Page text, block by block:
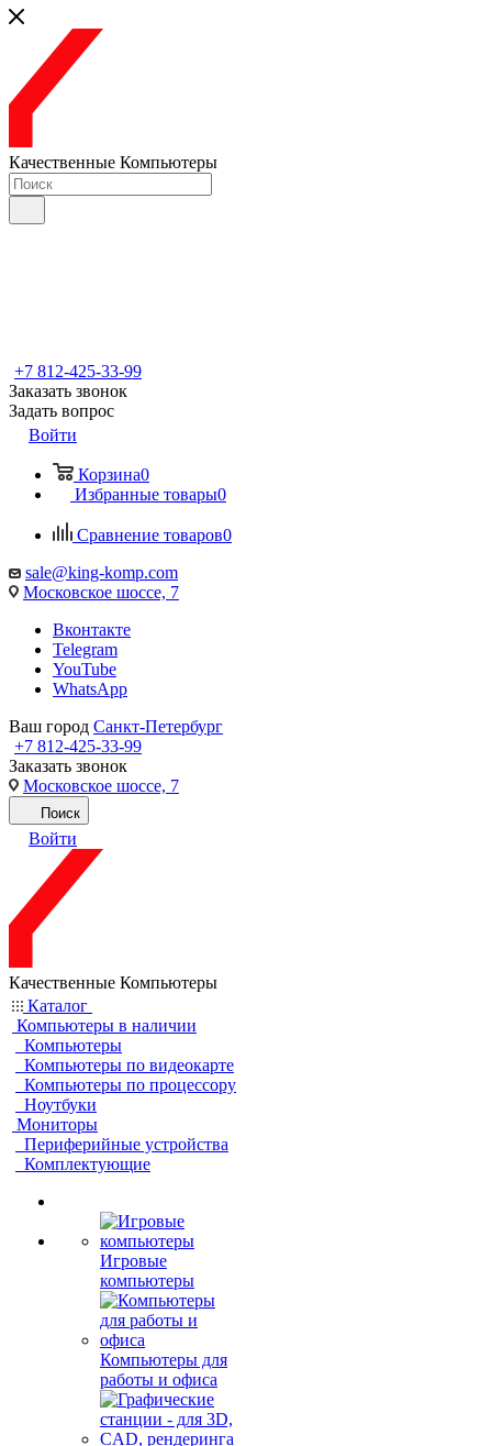
Качественные Компьютеры
+7 812-425-33-99
Заказать звонок
Задать вопрос
Войти
Корзина0
Избранные товары0
Сравнение товаров0
sale@king-komp.com
Московское шоссе, 7
Вконтакте
Telegram
YouTube
WhatsApp
Ваш город Санкт-Петербург
+7 812-425-33-99
Заказать звонок
Московское шоссе, 7
Поиск
Войти
Качественные Компьютеры
Каталог
Компьютеры в наличии
Компьютеры
Компьютеры по видеокарте
Компьютеры по процессору
Ноутбуки
Мониторы
Периферийные устройства
Комплектующие
Игровые
компьютеры
Компьютеры для
работы и офиса